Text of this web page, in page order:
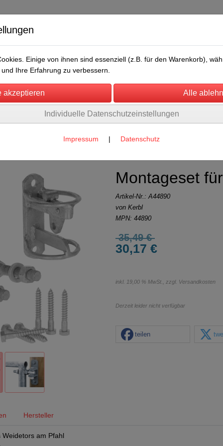
Über uns Umwelt Rechtliches
, Weidepanels(2)
Montageset
Artikel-Nr.:A44890
von Kerbl
MPN: 44890
35,49 €
30,17 €
inkl. 19,00 % MwSt., zzgl. Versandkosten
Derzeit leider nicht verfügbar
teilen
Hersteller
am Pfahl
Einige von ihnen sind essenziell (z.B. für den Warenkorb),
Ihre Erfahrung zu verbessern.
Individuelle Datenschutzeinstellungen
Impressum | Datenschutz